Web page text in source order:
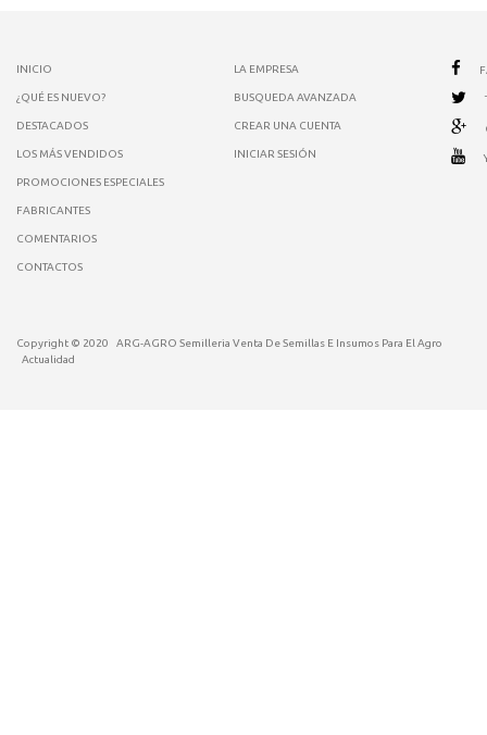
INICIO
¿QUÉ ES NUEVO?
DESTACADOS
LOS MÁS VENDIDOS
PROMOCIONES ESPECIALES
FABRICANTES
COMENTARIOS
CONTACTOS
LA EMPRESA
BUSQUEDA AVANZADA
CREAR UNA CUENTA
INICIAR SESIÓN
Copyright © 2020
ARG-AGRO Semilleria Venta De Semillas E Insumos Para El Agro
Actualidad